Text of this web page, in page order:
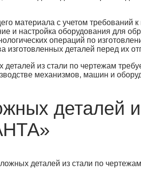
материала с учетом требований к
и настройка оборудования для
операций по
изготовленных деталей перед их
деталей из стали по чертежам
механизмов, машин и
деталей
деталей из стали по